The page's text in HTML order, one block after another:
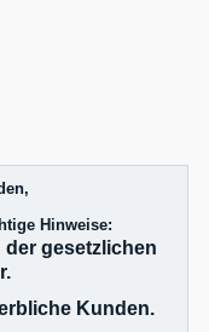
Hinweise:
gesetzlichen
Kunden.